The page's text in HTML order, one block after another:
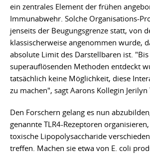
ein zentrales Element der frühen
Immunabwehr. Solche Organisations-
jenseits der Beugungsgrenze statt, von
klassischerweise angenommen wurde,
absolute Limit des Darstellbaren ist.
superauflösenden Methoden entdeckt
tatsächlich keine Möglichkeit, diese
zu machen", sagt Aarons Kollegin Jerilyn
Den Forschern gelang es nun
genannte TLR4-Rezeptoren
toxische Lipopolysaccharide
treffen. Machen sie etwa von E. coli